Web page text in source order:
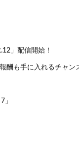
」配信開始！
酬も手に入れるチャン
」